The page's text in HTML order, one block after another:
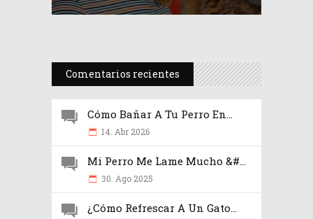
Comentarios recientes
Cómo Bañar A Tu Perro En...
14. Abr 2026
Mi Perro Me Lame Mucho &#...
30. Ago 2025
¿Cómo Refrescar A Un Gato...